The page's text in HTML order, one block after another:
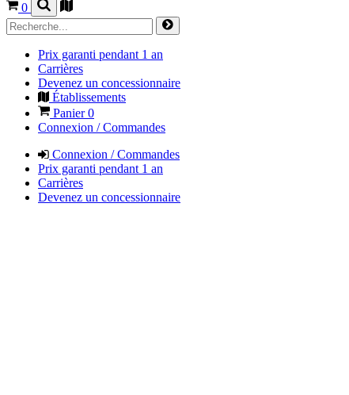
0
Prix garanti pendant 1 an
Carrières
Devenez un concessionnaire
Établissements
Panier0
Connexion / Commandes
Connexion / Commandes
Prix garanti pendant 1 an
Carrières
Devenez un concessionnaire